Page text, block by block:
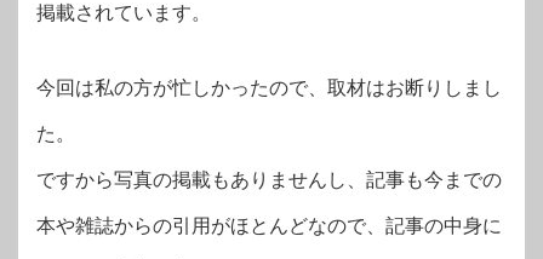
掲載されています。
今回は私の方が忙しかったので、取材はお断りしまし
た。
ですから写真の掲載もありませんし、記事も今までの
本や雑誌からの引用がほとんどなので、記事の中身に